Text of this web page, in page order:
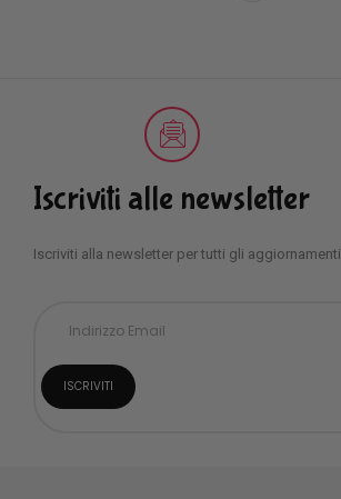
Iscriviti alle newsletter
Iscriviti alla newsletter per tutti gli aggiornamenti